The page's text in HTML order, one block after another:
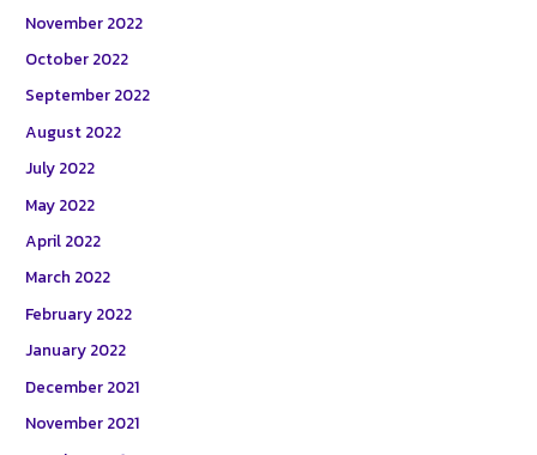
November 2022
October 2022
September 2022
August 2022
July 2022
May 2022
April 2022
March 2022
February 2022
January 2022
December 2021
November 2021